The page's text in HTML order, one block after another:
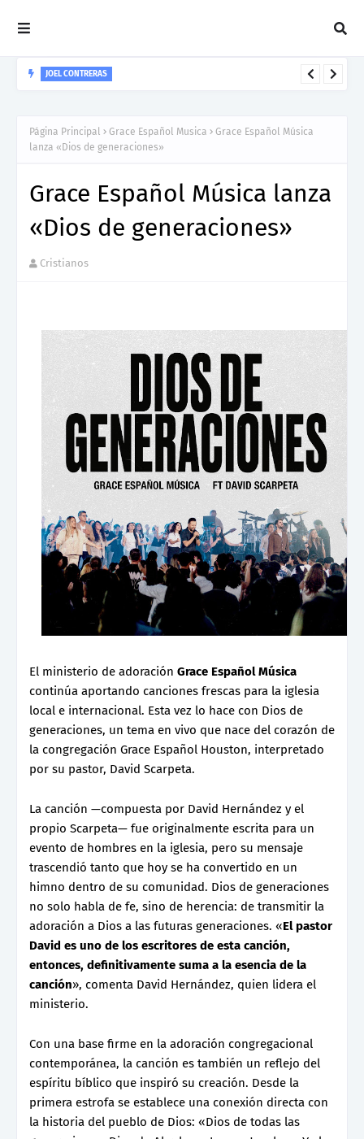
JOEL CONTRERAS
Página Principal Grace Español Musica
Grace Español Música
lanza «Dios de generaciones»
Grace Español Música lanza
«Dios de generaciones»
Cristianos
El ministerio de adoración Grace Español Música
continúa aportando canciones frescas para la iglesia
local e internacional. Esta vez lo hace con Dios de
generaciones, un tema en vivo que nace del corazón de
la congregación Grace Español Houston, interpretado
por su pastor, David Scarpeta.
La canción —compuesta por David Hernández y el
propio Scarpeta— fue originalmente escrita para un
evento de hombres en la iglesia, pero su mensaje
trascendió tanto que hoy se ha convertido en un
himno dentro de su comunidad. Dios de generaciones
no solo habla de fe, sino de herencia: de transmitir la
adoración a Dios a las futuras generaciones. «El pastor
David es uno de los escritores de esta canción,
entonces, definitivamente suma a la esencia de la
canción», comenta David Hernández, quien lidera el
ministerio.
Con una base firme en la adoración congregacional
contemporánea, la canción es también un reflejo del
espíritu bíblico que inspiró su creación. Desde la
primera estrofa se establece una conexión directa con
la historia del pueblo de Dios: «Dios de todas las